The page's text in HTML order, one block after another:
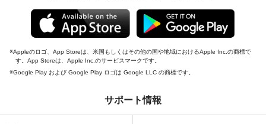
Appleのロゴ、App Storeは、米国もしくはその他の国や地域におけるApple Inc.の商標で
す。App Storeは、Apple Inc.のサービスマークです。
Google Play および Google Play ロゴは Google LLC の商標です。
サポート情報